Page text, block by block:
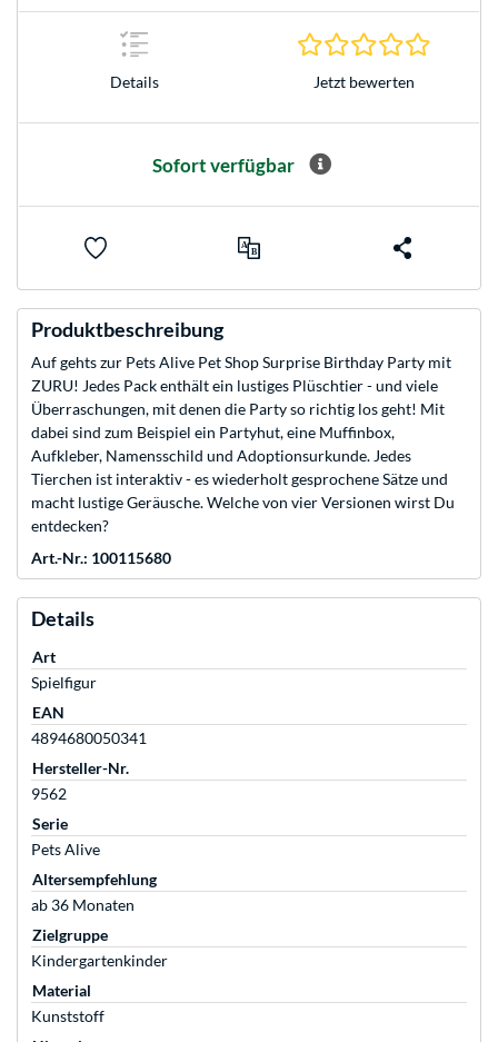
Details Jetzt bewerten
Sofort verfügbar
Produktbeschreibung
Auf gehts zur Pets Alive Pet Shop Surprise Birthday Party mit
ZURU! Jedes Pack enthält ein lustiges Plüschtier - und viele
Überraschungen, mit denen die Party so richtig los geht! Mit
dabei sind zum Beispiel ein Partyhut, eine Muffinbox,
Aufkleber, Namensschild und Adoptionsurkunde. Jedes
Tierchen ist interaktiv - es wiederholt gesprochene Sätze und
macht lustige Geräusche. Welche von vier Versionen wirst Du
entdecken?
Art.-Nr.: 100115680
Details
Art
Spielfigur
EAN
4894680050341
Hersteller-Nr.
9562
Serie
Pets Alive
Altersempfehlung
ab 36 Monaten
Zielgruppe
Kindergartenkinder
Material
Kunststoff